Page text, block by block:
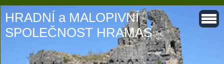
HRADNÍ a MALOPIVNÍ
SPOLEČNOST HRAMAS